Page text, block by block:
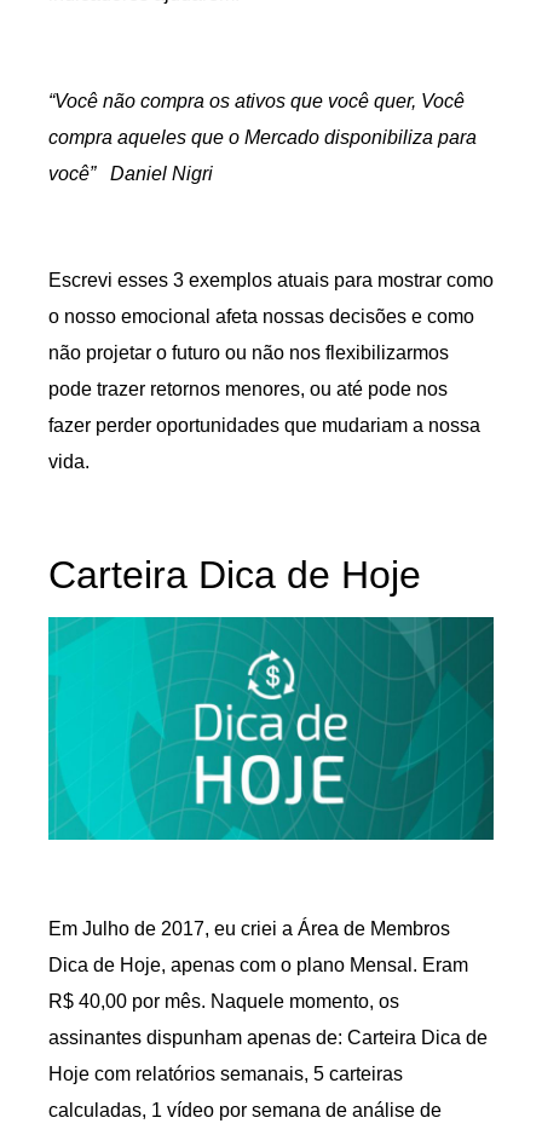
“Você não compra os ativos que você quer, Você
compra aqueles que o Mercado disponibiliza para
você” Daniel Nigri
Escrevi esses 3 exemplos atuais para mostrar como
o nosso emocional afeta nossas decisões e como
não projetar o futuro ou não nos flexibilizarmos
pode trazer retornos menores, ou até pode nos
fazer perder oportunidades que mudariam a nossa
vida.
Carteira Dica de Hoje
Em Julho de 2017, eu criei a Área de Membros
Dica de Hoje, apenas com o plano Mensal. Eram
R$ 40,00 por mês. Naquele momento, os
assinantes dispunham apenas de: Carteira Dica de
Hoje com relatórios semanais, 5 carteiras
calculadas, 1 vídeo por semana de análise de